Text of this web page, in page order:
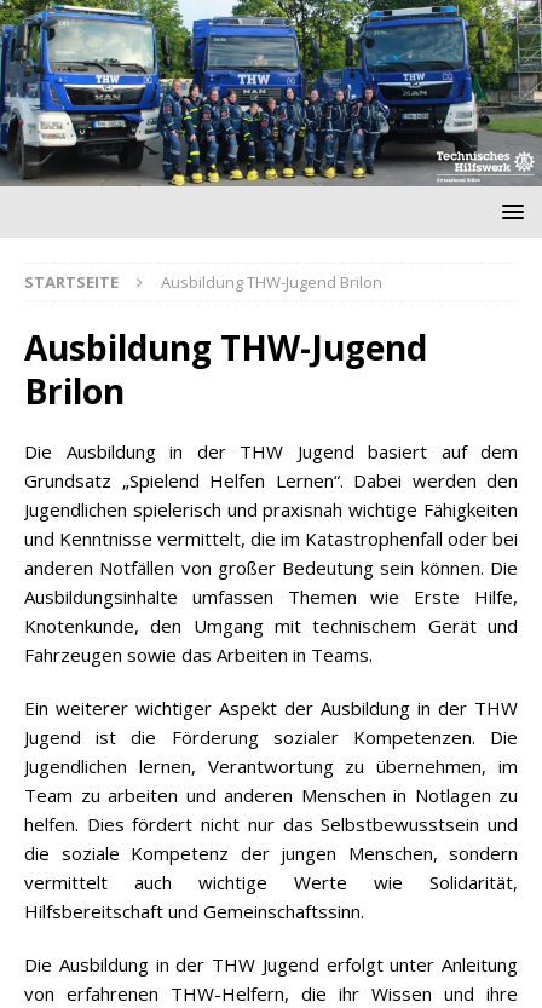
STARTSEITE Ausbildung THW-Jugend Brilon
Ausbildung THW-Jugend
Brilon
Die Ausbildung in der THW Jugend basiert auf dem
Grundsatz „Spielend Helfen Lernen“. Dabei werden den
Jugendlichen spielerisch und praxisnah wichtige Fähigkeiten
und Kenntnisse vermittelt, die im Katastrophenfall oder bei
anderen Notfällen von großer Bedeutung sein können. Die
Ausbildungsinhalte umfassen Themen wie Erste Hilfe,
Knotenkunde, den Umgang mit technischem Gerät und
Fahrzeugen sowie das Arbeiten in Teams.
Ein weiterer wichtiger Aspekt der Ausbildung in der THW
Jugend ist die Förderung sozialer Kompetenzen. Die
Jugendlichen lernen, Verantwortung zu übernehmen, im
Team zu arbeiten und anderen Menschen in Notlagen zu
helfen. Dies fördert nicht nur das Selbstbewusstsein und
die soziale Kompetenz der jungen Menschen, sondern
vermittelt auch wichtige Werte wie Solidarität,
Hilfsbereitschaft und Gemeinschaftssinn.
Die Ausbildung in der THW Jugend erfolgt unter Anleitung
von erfahrenen THW-Helfern, die ihr Wissen und ihre